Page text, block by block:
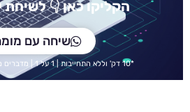
הקליקו כאן👇 לשיחת
שיחה עם
*10 דק' וללא התחייבות | 1 על 1 | מדברים מעשית על העסק שלך